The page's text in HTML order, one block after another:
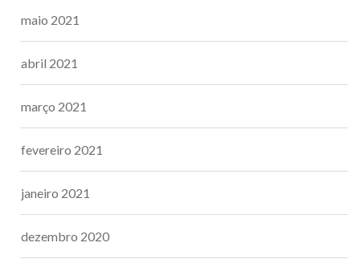
maio 2021
abril 2021
março 2021
fevereiro 2021
janeiro 2021
dezembro 2020